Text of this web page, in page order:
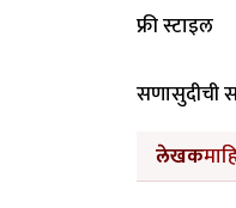
फ्री स्टाइल
सणासुदीची
लेखक